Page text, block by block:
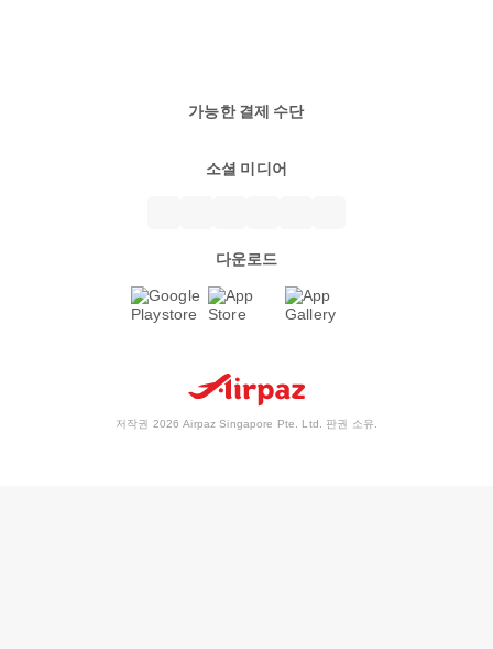
가능한 결제 수단
소셜 미디어
다운로드
저작권 2026 Airpaz Singapore Pte. Ltd. 판권 소유.